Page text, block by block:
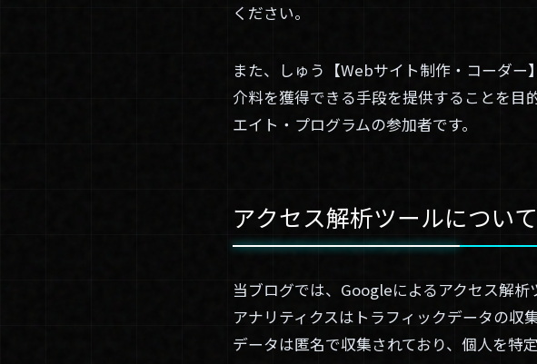
ください。
また、しゅう【Webサイト制作・コーダ
介料を獲得できる手段を提供することを
エイト・プログラムの参加者です。
アクセス解析ツールについて
当ブログでは、Googleによるアクセス解
アナリティクスはトラフィックデータの収
データは匿名で収集されており、個人を特